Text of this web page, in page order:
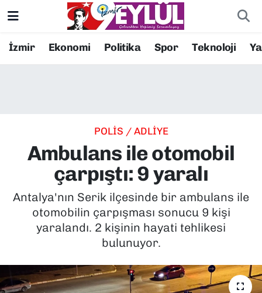
İzmir Ekonomi Politika Spor Teknoloji
POLİS / ADLİYE
Ambulans ile otomobil
çarpıştı: 9 yaralı
Antalya'nın Serik ilçesinde bir ambulans ile
otomobilin çarpışması sonucu 9 kişi
yaralandı. 2 kişinin hayati tehlikesi
bulunuyor.
Resmi İlanlar
EKONOMİ
KÜLTÜR SANAT
MAGAZİN
SAĞLIK
Konak Nöbetçi Eczaneler
Süper Lig Puan Durumu ve Fikstür
Tüm Manşetler
Son Dakika Haberleri
Haber Arşivi